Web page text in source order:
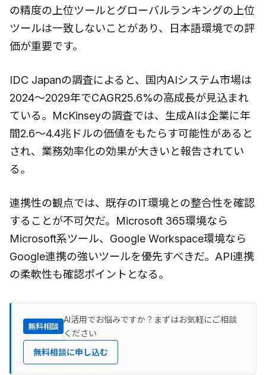
の精度の上位ツールとグローバルランキングの上位
ツールは一致しないことがあり、日本語環境での評
価が重要です。
IDC Japanの調査によると、国内AIシステム市場は
2024〜2029年でCAGR25.6%の高成長が見込まれ
ている。McKinseyの調査では、生成AIは企業に年
間2.6〜4.4兆ドルの価値をもたらす可能性があると
され、業務効率化の効果が大きいと報告されてい
る。
連携性の観点では、既存のIT環境との整合性を確認
することが不可欠だ。Microsoft 365環境なら
Microsoft系ツール、Google Workspace環境なら
Google連携の強いツールを優先すべきだ。API連携
の柔軟性も確認ポイントとなる。
無料相談
AI活用でお悩みですか？まずはお気軽にご相談
ください
無料相談に申し込む